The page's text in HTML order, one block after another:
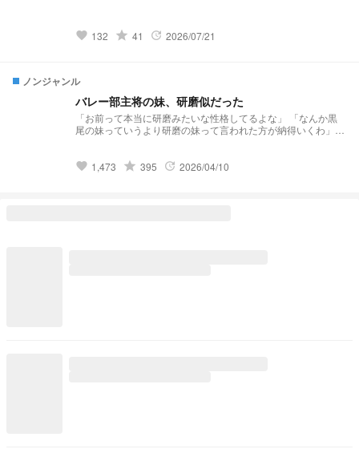
favorite 132 grade 41 update 2026/07/21
ノンジャンル
バレー部主将の妹、研磨似だった
「お前って本当に研磨みたいな性格してるよな」 「なんか黒
尾の妹っていうより研磨の妹って言われた方が納得いくわ」
に復帰しました
favorite 1,473 grade 395 update 2026/04/10